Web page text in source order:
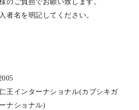
のご負担でお願い致します。
者名を明記してください。
王インターナショナル(カブシキガ
ナショナル)